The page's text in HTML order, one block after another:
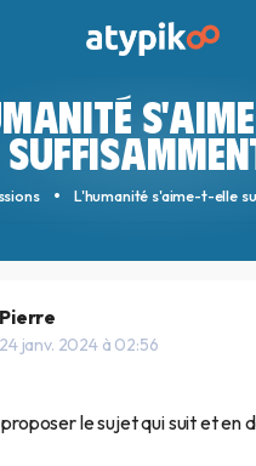
L'humanité s'aime-t-elle
Pierre
24 janv. 2024 à 02:56
proposer le sujet qui suit et en